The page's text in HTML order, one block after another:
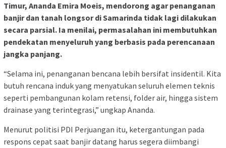
Timur, Ananda Emira Moeis, mendorong agar penanganan
banjir dan tanah longsor di Samarinda tidak lagi dilakukan
secara parsial. Ia menilai, permasalahan ini membutuhkan
pendekatan menyeluruh yang berbasis pada perencanaan
jangka panjang.
“Selama ini, penanganan bencana lebih bersifat insidentil. Kita
butuh rencana induk yang menyatukan seluruh elemen teknis
seperti pembangunan kolam retensi, folder air, hingga sistem
drainase yang terintegrasi,” ungkap Ananda.
Menurut politisi PDI Perjuangan itu, ketergantungan pada
respons cepat saat banjir datang harus segera diimbangi